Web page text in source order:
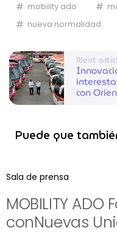
mobility ado
nueva normalidad
Next
con
Puede que
Sala de prensa
MOBILITY
conNuevas